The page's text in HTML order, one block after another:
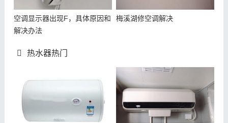
空调显示器出现F，具体原因和
解决办法
梅溪湖修空调解决
热水器热门